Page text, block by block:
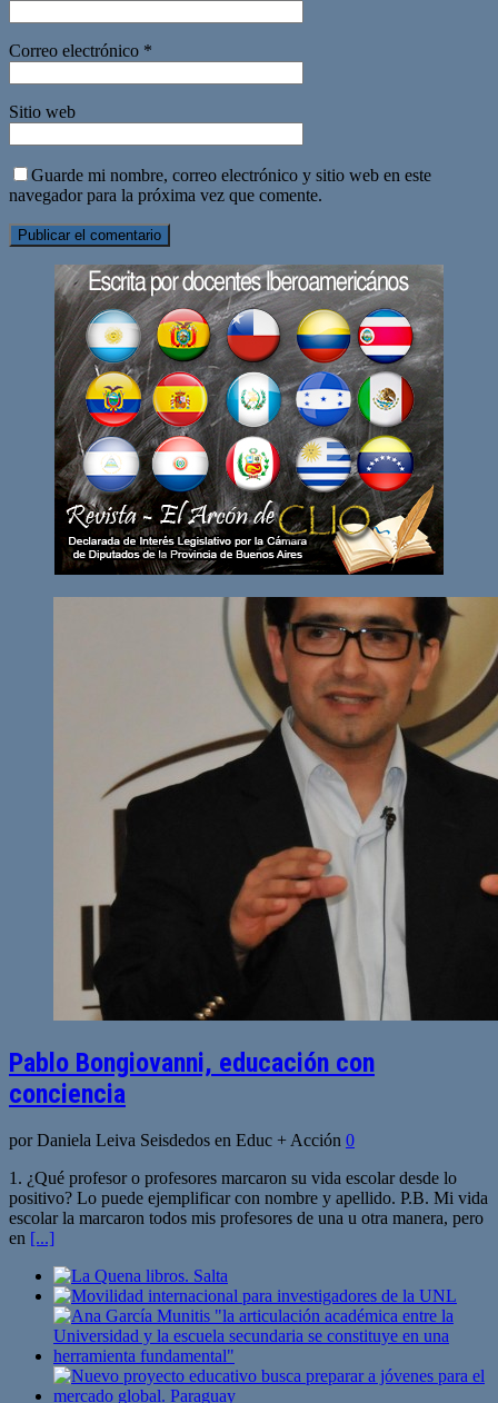
Correo electrónico *
Sitio web
Guarde mi nombre, correo electrónico y sitio web en este
navegador para la próxima vez que comente.
Pablo Bongiovanni, educación con
conciencia
por Daniela Leiva Seisdedos en Educ + Acción 0
1. ¿Qué profesor o profesores marcaron su vida escolar desde lo
positivo? Lo puede ejemplificar con nombre y apellido. P.B. Mi vida
escolar la marcaron todos mis profesores de una u otra manera, pero
en [...]